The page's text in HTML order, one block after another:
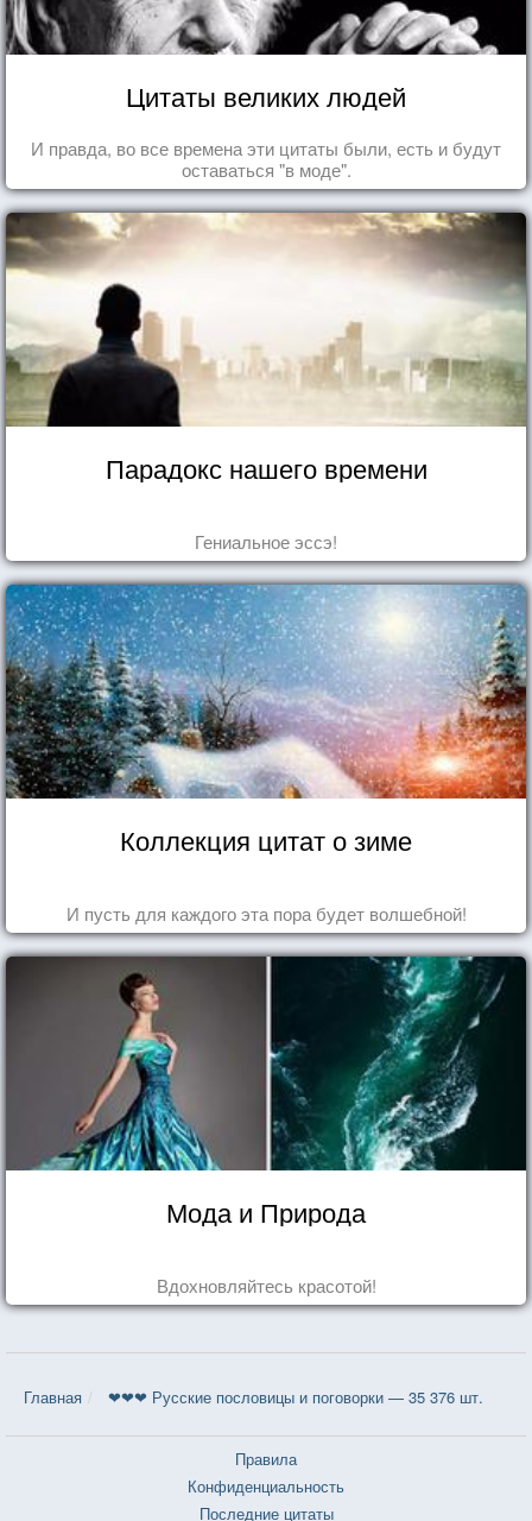
Цитаты великих людей
И правда, во все времена эти цитаты были, есть и будут
оставаться "в моде".
Парадокс нашего времени
Гениальное эссэ!
Коллекция цитат о зиме
И пусть для каждого эта пора будет волшебной!
Мода и Природа
Вдохновляйтесь красотой!
Главная ❤❤❤ Русские пословицы и поговорки — 35 376 шт.
Правила
Конфиденциальность
Последние цитаты